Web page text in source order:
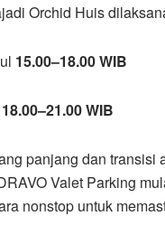
Orchid Huis
15.00–18.00 WIB
18.00–21.00 WIB
panjang dan
Valet Parking
nonstop untuk